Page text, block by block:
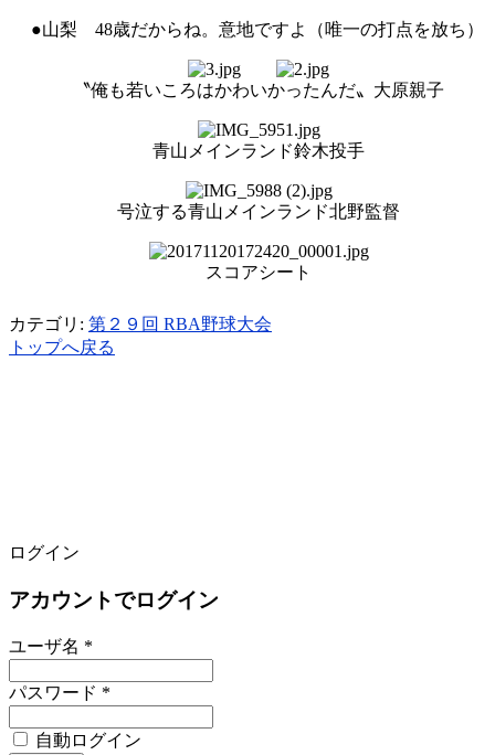
●山梨 48歳だからね。意地ですよ（唯一の打点を放ち）
〝俺も若いころはかわいかったんだ〟大原親子
青山メインランド鈴木投手
号泣する青山メインランド北野監督
スコアシート
カテゴリ: 第２９回 RBA野球大会
トップへ戻る
ログイン
アカウントでログイン
ユーザ名 *
パスワード *
自動ログイン